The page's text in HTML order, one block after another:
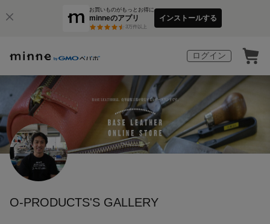
お買いものがもっとお得に
minneのアプリ
3万件以上
インストールする
ログイン
O-PRODUCTS'S GALLERY